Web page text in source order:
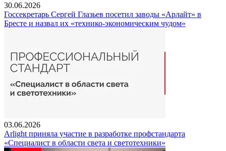
30.06.2026
Госсекретарь Сергей Глазьев посетил заводы «Арлайт» в
Бресте и назвал их «технико-экономическим чудом»
03.06.2026
Arlight приняла участие в разработке профстандарта
«Специалист в области света и светотехники»